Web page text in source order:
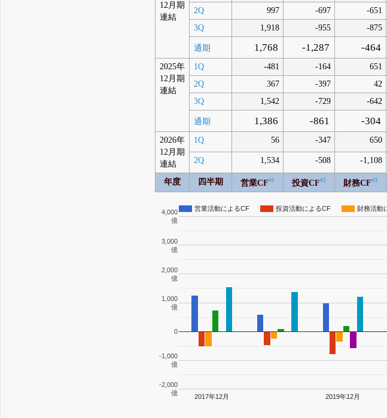
12月期
連結
2Q
997 -697 -651
3Q
1,918 -955 -875
通期 1,768 -1,287 -464
2025年
12月期
連結
1Q -481 -164 651
2Q
367 -397 42
3Q
1,542 -729 -642
通期 1,386 -861 -304
2026年
12月期
連結
1Q 56 -347 650
2Q 1,534 -508 -1,108
年度 四半期 営業CF#1 投資CF#2 財務CF#3
営業活動によるCF 投資活動によるCF 財務活動
2017年12月 2019年12月
-2,000
億
-1,000
億
0
1,000
億
2,000
億
3,000
億
4,000
億